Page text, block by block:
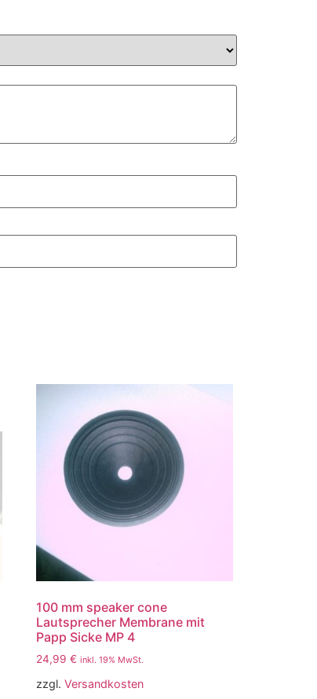
100 mm speaker cone
Lautsprecher Membrane mit
Papp Sicke MP 4
24,99€ inkl. 19% MwSt.
zzgl.Versandkosten